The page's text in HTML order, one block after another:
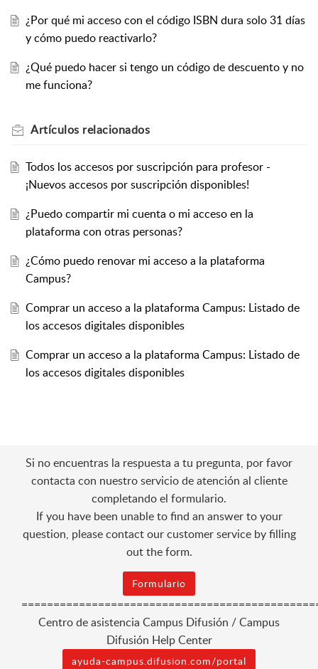
¿Por qué mi acceso con el código ISBN dura solo 31 días
y cómo puedo reactivarlo?
¿Qué puedo hacer si tengo un código de descuento y no
me funciona?
Artículos relacionados
Todos los accesos por suscripción para profesor -
¡Nuevos accesos por suscripción disponibles!
¿Puedo compartir mi cuenta o mi acceso en la
plataforma con otras personas?
¿Cómo puedo renovar mi acceso a la plataforma
Campus?
Comprar un acceso a la plataforma Campus: Listado de
los accesos digitales disponibles
Comprar un acceso a la plataforma Campus: Listado de
los accesos digitales disponibles
Si no encuentras la respuesta a tu pregunta, por favor
contacta con nuestro servicio de atención al cliente
completando el formulario.
If you have been unable to find an answer to your
question, please contact our customer service by filling
out the form.
Formulario
Centro de asistencia Campus Difusión / Campus
Difusión Help Center
ayuda-campus.difusion.com/portal